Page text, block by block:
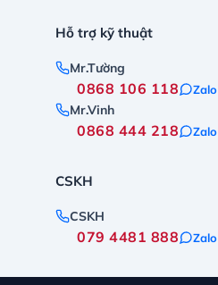
Hỗ trợ kỹ thuật
Mr.Tường
0868 106 118 Zalo
Mr.Vinh
0868 444 218 Zalo
CSKH
CSKH
079 4481 888 Zalo